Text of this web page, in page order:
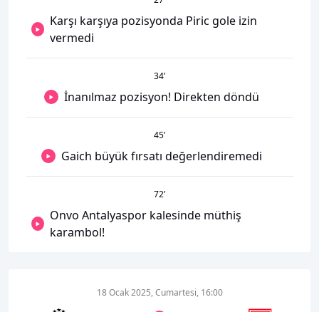
Karşı karşıya pozisyonda Piric gole izin
vermedi
34’
İnanılmaz pozisyon! Direkten döndü
45’
Gaich büyük fırsatı değerlendiremedi
72’
Onvo Antalyaspor kalesinde müthiş
karambol!
18 Ocak 2025, Cumartesi, 16:00